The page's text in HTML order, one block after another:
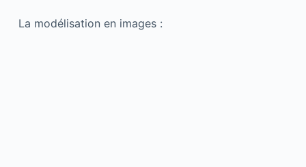
La modélisation en images :